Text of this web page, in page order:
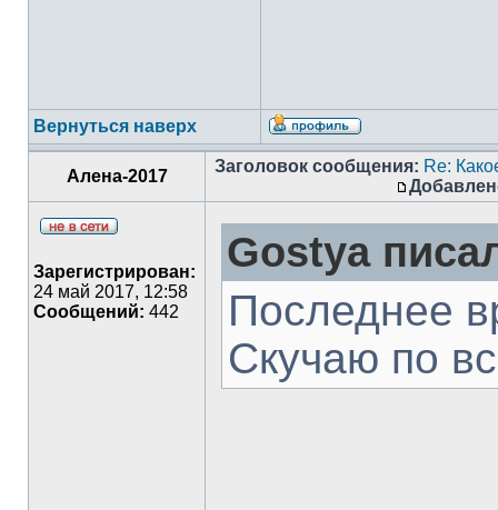
Вернуться наверх
Алена-2017
Заголовок сообщения: Re:
Зарегистрирован:
24 май 2017, 12:58
Сообщений: 442
Gostya
Последнее
Скучаю по